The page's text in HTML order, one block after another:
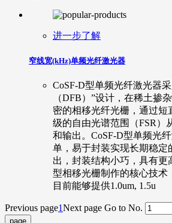
进一步了解
窄线宽(kHz)单频光纤激光器
CoSF-D型单频光纤激光器
（DFB）”设计，在稀土掺
密的相移光纤光栅，通过短
级的自由光谱范围（FSR）
和输出。CoSF-D型单频光
单，易于封装实现长期稳定
出，封装结构小巧，具有更
型相移光栅制作的核心技术
目前能够提供1.0um, 1.5u
Previous page1Next page Go to No.